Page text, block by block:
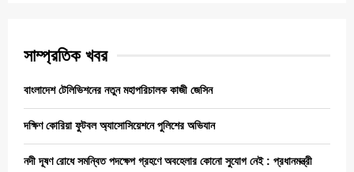
সাম্প্রতিক খবর
বাংলাদেশ টেলিভিশনের নতুন মহাপরিচালক কাজী জেসিন
দক্ষিণ কোরিয়া ফুটবল অ্যাসোসিয়েশনে পুলিশের অভিযান
নদী দূষণ রোধে সমন্বিত পদক্ষেপ গ্রহণে অবহেলার কোনো সুযোগ নেই : প্রধানমন্ত্রী